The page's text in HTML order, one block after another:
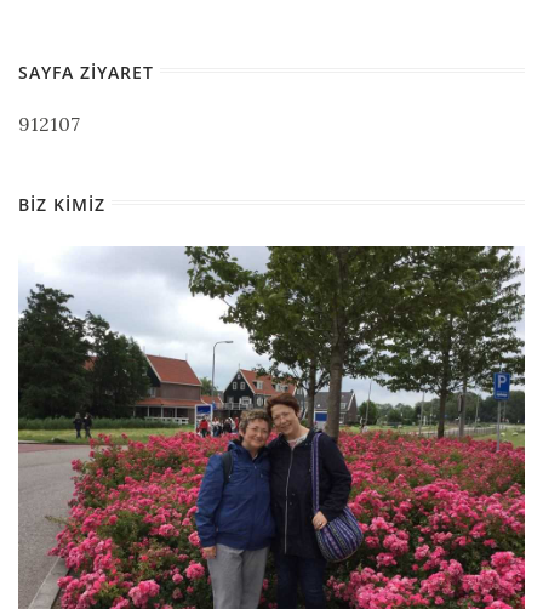
SAYFA ZIYARET
912107
BIZ KIMIZ